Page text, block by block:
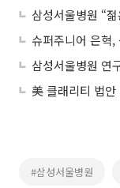
삼성서울병원 “
슈퍼주니어 은혁,
#삼성서울병원